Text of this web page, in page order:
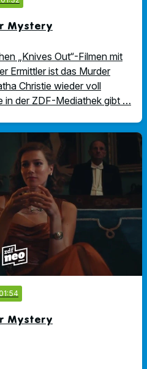
Mystery
„Knives Out“-Filmen mit
Ermittler ist das Murder
Christie wieder voll
in der ZDF-Mediathek gibt …
01:54
Mystery